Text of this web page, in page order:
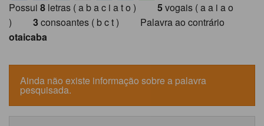
Possui 8 letras ( a b a c i a t o ) 5vogais ( a a i a o
) 3consoantes ( b c t ) Palavra ao contrário
otaicaba
Ainda não existe informação sobre a palavra
pesquisada.